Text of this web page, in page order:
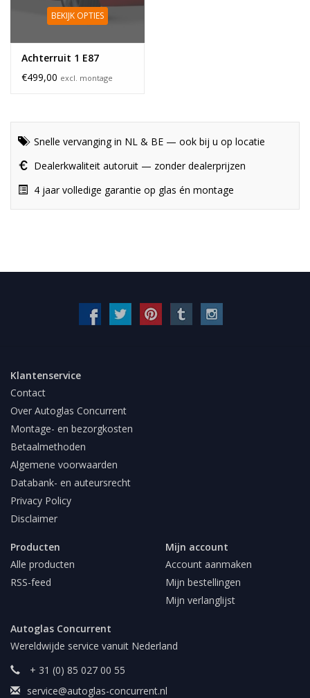
BEKIJK OPTIES
Achterruit 1 E87
€499,00 excl. montage
Snelle vervanging in NL & BE — ook bij u op locatie
Dealerkwaliteit autoruit — zonder dealerprijzen
4 jaar volledige garantie op glas én montage
Klantenservice
Contact
Over Autoglas Concurrent
Montage- en bezorgkosten
Betaalmethoden
Algemene voorwaarden
Databank- en auteursrecht
Privacy Policy
Disclaimer
Producten
Alle producten
RSS-feed
Mijn account
Account aanmaken
Mijn bestellingen
Mijn verlanglijst
Autoglas Concurrent
Wereldwijde service vanuit Nederland
+ 31 (0) 85 027 00 55
service@autoglas-concurrent.nl